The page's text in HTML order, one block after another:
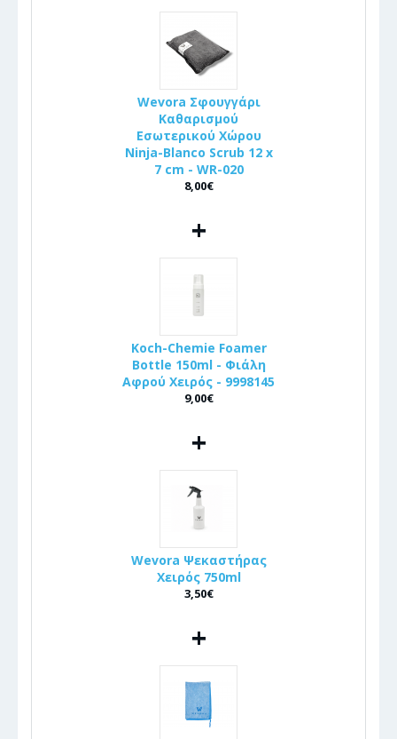
Wevora Σφουγγάρι
Καθαρισμού
Εσωτερικού Χώρου
Ninja-Blanco Scrub 12 x
7 cm - WR-020
8,00€
+
Koch-Chemie Foamer
Bottle 150ml - Φιάλη
Αφρού Χειρός - 9998145
9,00€
+
Wevora Ψεκαστήρας
Χειρός 750ml
3,50€
+